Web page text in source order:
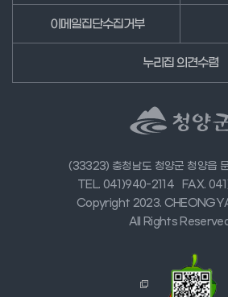
이메일집단수집거부
누리집 의견수렴
(33323) 충청남도 청양군 청양읍
TEL. 041)940-2114
FAX.
Copyright 2023.
All Rights